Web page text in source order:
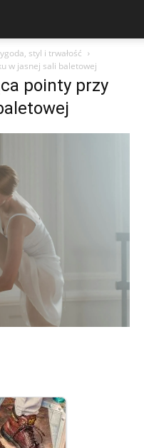
styl i trwałość
w jasnej sali baletowej
pointy przy